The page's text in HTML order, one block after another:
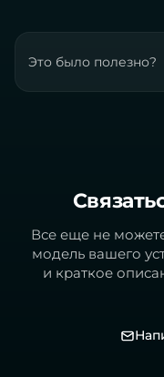
Это было полезно?
Все еще не
модель вашего
и краткое